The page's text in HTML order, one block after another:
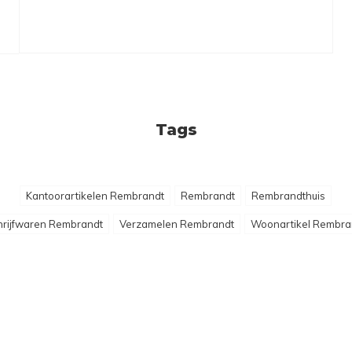
Tags
Kantoorartikelen Rembrandt Rembrandt Rembrandthuis
Rembrandt Verzamelen Rembrandt Woonartikel